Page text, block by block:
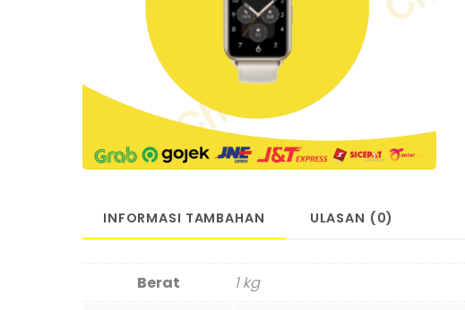
INFORMASI TAMBAHAN ULASAN (0)
Berat
1 kg